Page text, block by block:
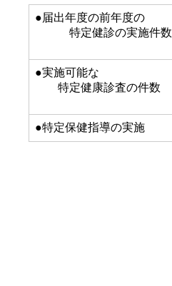
●届出年度の前年度の
特定健診の実施件数
●実施可能な
特定健康診査の件数
●特定保健指導の実施